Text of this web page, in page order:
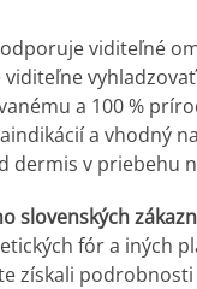
viditeľné
viditeľne
a 100 %
a vhodný
dermis v priebehu
slovenských
fór a iných
získali